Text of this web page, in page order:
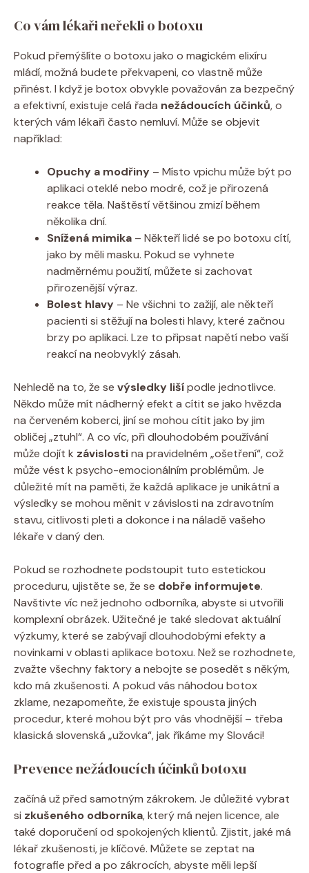
Co vám lékaři neřekli o botoxu
Pokud přemýšlíte o botoxu jako o magickém elixíru
mládí, možná budete překvapeni, co vlastně může
přinést. I když je botox obvykle považován za bezpečný
a efektivní, existuje celá řada nežádoucích účinků, o
kterých vám lékaři často nemluví. Může se objevit
například:
Opuchy a modřiny – Místo vpichu může být po
aplikaci oteklé nebo modré, což je přirozená
reakce těla. Naštěstí většinou zmizí během
několika dní.
Snížená mimika – Někteří lidé se po botoxu cítí,
jako by měli masku. Pokud se vyhnete
nadměrnému použití, můžete si zachovat
přirozenější výraz.
Bolest hlavy – Ne všichni to zažijí, ale někteří
pacienti si stěžují na bolesti hlavy, které začnou
brzy po aplikaci. Lze to připsat napětí nebo vaší
reakcí na neobvyklý zásah.
Nehledě na to, že se výsledky lišípodle jednotlivce.
Někdo může mít nádherný efekt a cítit se jako hvězda
na červeném koberci, jiní se mohou cítit jako by jim
obličej „ztuhl“. A co víc, při dlouhodobém používání
může dojít k závislostina pravidelném „ošetření“, což
může vést k psycho-emocionálním problémům. Je
důležité mít na paměti, že každá aplikace je unikátní a
výsledky se mohou měnit v závislosti na zdravotním
stavu, citlivosti pleti a dokonce i na náladě vašeho
lékaře v daný den.
Pokud se rozhodnete podstoupit tuto estetickou
proceduru, ujistěte se, že se dobře informujete.
Navštivte víc než jednoho odborníka, abyste si utvořili
komplexní obrázek. Užitečné je také sledovat aktuální
výzkumy, které se zabývají dlouhodobými efekty a
novinkami v oblasti aplikace botoxu. Než se rozhodnete,
zvažte všechny faktory a nebojte se posedět s někým,
kdo má zkušenosti. A pokud vás náhodou botox
zklame, nezapomeňte, že existuje spousta jiných
procedur, které mohou být pro vás vhodnější – třeba
klasická slovenská „užovka“, jak říkáme my Slováci!
Prevence nežádoucích účinků botoxu
začíná už před samotným zákrokem. Je důležité vybrat
si zkušeného odborníka, který má nejen licence, ale
také doporučení od spokojených klientů. Zjistit, jaké má
lékař zkušenosti, je klíčové. Můžete se zeptat na
fotografie před a po zákrocích, abyste měli lepší